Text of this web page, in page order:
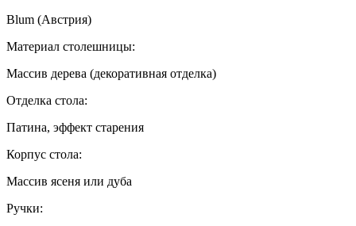
Blum (Австрия)
Материал столешницы:
Массив дерева (декоративная отделка)
Отделка стола:
Патина, эффект старения
Корпус стола:
Массив ясеня или дуба
Ручки: